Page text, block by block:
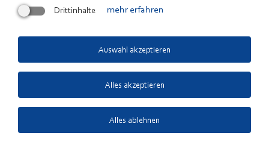
Drittinhalte
mehr erfahren
Auswahl akzeptieren
Alles akzeptieren
Alles ablehnen